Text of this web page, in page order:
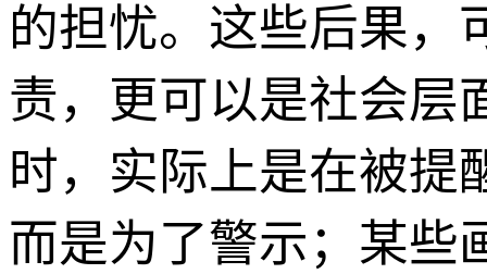
的担忧。这些后果，
责，更可以是社会层
时，实际上是在被提
而是为了警示；某些